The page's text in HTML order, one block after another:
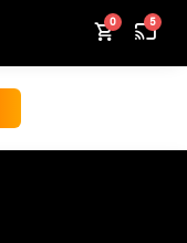
0 5